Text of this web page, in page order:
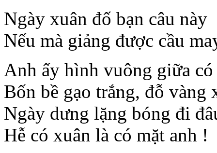
Ngày xuân đố bạn câu này
Nếu mà giảng được cầu
Anh ấy hình vuông giữa có
Bốn bề gạo trắng, đỗ vàng
Ngày dưng lặng bóng đi
Hễ có xuân là có mặt anh !